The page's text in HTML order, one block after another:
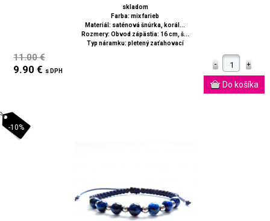
skladom
Farba: mix farieb
Materiál: saténová šnúrka, korál...
Rozmery: Obvod zápästia: 16 cm, š...
Typ náramku: pletený zaťahovací
11.00 €
9.90 € s DPH
-10%